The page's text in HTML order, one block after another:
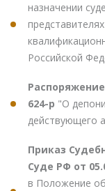
назначении
Российской
624-р "О
действующего
Приказ
Суде РФ от
в Положение